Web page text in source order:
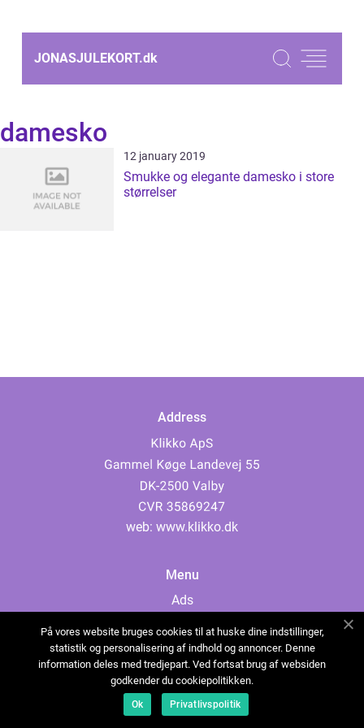
JONASJULEKORT.dk
damesko
12 january 2019
Smukke og elegante damesko i store
størrelser
Address
web: www.klikko.dk
Menu
Ads
Cookies
Contact
Sitemap
På vores website bruges cookies til at huske dine indstillinger,
statistik og personalisering af indhold og annoncer. Denne
information deles med tredjepart. Ved fortsat brug af websiden
godkender du cookiepolitikken.
Ok Privatlivspolitik